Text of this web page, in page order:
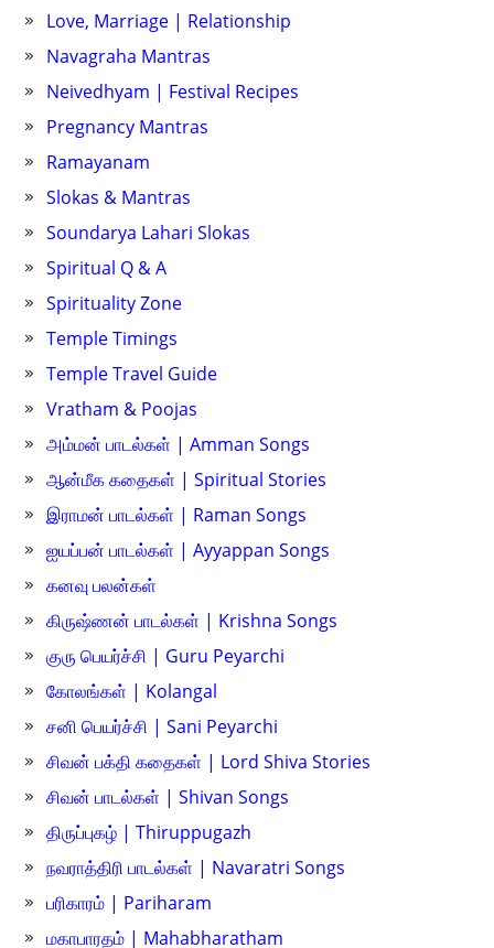
Love, Marriage | Relationship
Navagraha Mantras
Neivedhyam | Festival Recipes
Pregnancy Mantras
Ramayanam
Slokas & Mantras
Soundarya Lahari Slokas
Spiritual Q & A
Spirituality Zone
Temple Timings
Temple Travel Guide
Vratham & Poojas
அம்மன் பாடல்கள் | Amman Songs
ஆன்மீக கதைகள் | Spiritual Stories
இராமன் பாடல்கள் | Raman Songs
ஐயப்பன் பாடல்கள் | Ayyappan Songs
கனவு பலன்கள்
கிருஷ்ணன் பாடல்கள் | Krishna Songs
குரு பெயர்ச்சி | Guru Peyarchi
கோலங்கள் | Kolangal
சனி பெயர்ச்சி | Sani Peyarchi
சிவன் பக்தி கதைகள் | Lord Shiva Stories
சிவன் பாடல்கள் | Shivan Songs
திருப்புகழ் | Thiruppugazh
நவராத்திரி பாடல்கள் | Navaratri Songs
பரிகாரம் | Pariharam
மகாபாரதம் | Mahabharatham